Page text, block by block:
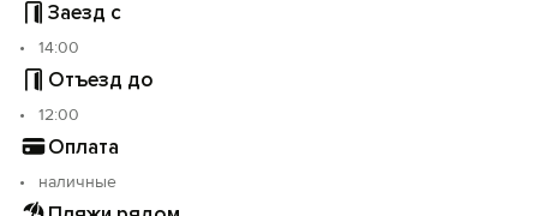
Заезд с
14:00
Отъезд до
12:00
Оплата
наличные